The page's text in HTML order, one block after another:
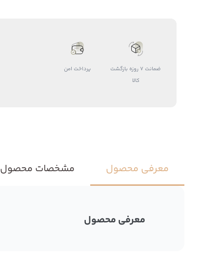
ضمانت 7 روزه بازگشت
کالا
پرداخت امن
معرفی محصول مشخصات محصول
معرفی محصول